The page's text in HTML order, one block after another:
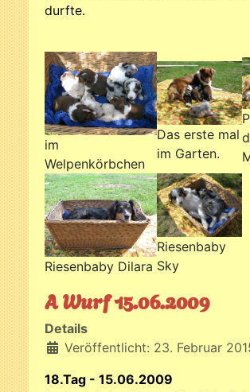
durfte.
im
Welpenkörbchen
Das erste mal
im Garten.
Riesenbaby Dilara
Riesenbaby
Sky
A Wurf 15.06.2009
Details
Veröffentlicht: 23. Februar
18.Tag - 15.06.2009